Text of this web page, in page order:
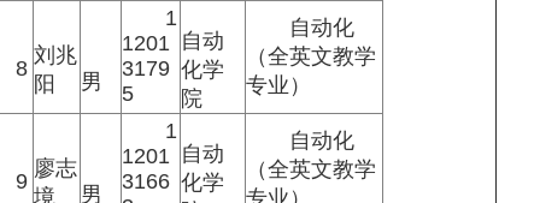
刘兆
阳
男
1
1201
3179
5
自动
化学
院
自动化
（全英文教学
专业）
廖志
境
男
1
1201
3166
自动
化学
自动化
（全英文教学
专业）